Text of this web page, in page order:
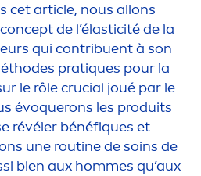
cet article, nous allons
de l’élasticité de la
qui contribuent à son
pratiques pour la
le rôle crucial joué par le
évoquerons les produits
révéler bénéfiques et
une routine de soins de
bien aux hommes qu’aux